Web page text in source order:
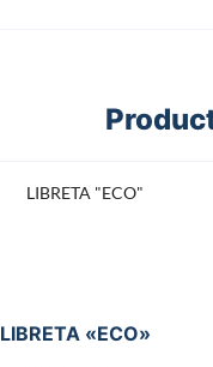
LIBRETA «ECO»